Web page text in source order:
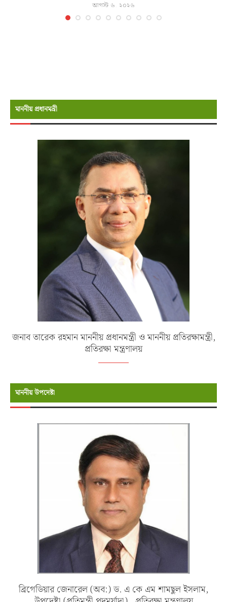
আগস্ট ৬, ২০২৬
মাননীয় প্রধানমন্রী
জনাব তারেক রহমান মাননীয় প্রধানমন্ত্রী ও মাননীয় প্রতিরক্ষামন্ত্রী,
প্রতিরক্ষা মন্ত্রণালয়
মাননীয় উপদেষ্টা
ব্রিগেডিয়ার জেনারেল (অব:) ড. এ কে এম শামছুল ইসলাম,